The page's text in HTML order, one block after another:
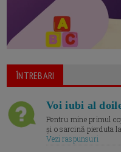
ÎNTREBARI
Voi iubi al
Pentru mine primul
și o sarcină pierduta
Vezi raspunsuri